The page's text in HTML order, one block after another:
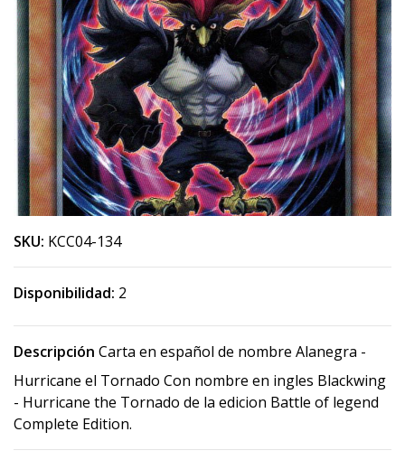
SKU: KCC04-134
Disponibilidad: 2
Descripción Carta en español de nombre Alanegra -
Hurricane el Tornado Con nombre en ingles Blackwing
- Hurricane the Tornado de la edicion Battle of legend
Complete Edition.